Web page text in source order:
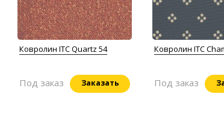
Ковролин ITC Quartz 54
Заказать
Под заказ
Ковролин ITC
Под заказ